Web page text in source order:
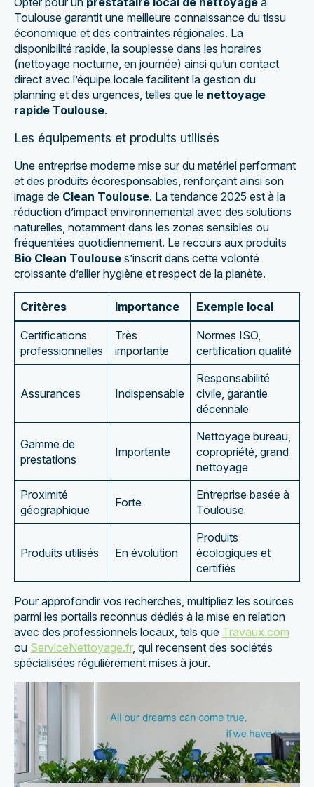
Toulouse garantit une meilleure connaissance du tissu
économique et des contraintes régionales. La
disponibilité rapide, la souplesse dans les horaires
(nettoyage nocturne, en journée) ainsi qu’un contact
direct avec l’équipe locale facilitent la gestion du
planning et des urgences, telles que le nettoyage
rapide Toulouse.
Les équipements et produits utilisés
Une entreprise moderne mise sur du matériel performant
et des produits écoresponsables, renforçant ainsi son
image de Clean Toulouse. La tendance 2025 est à la
réduction d’impact environnemental avec des solutions
naturelles, notamment dans les zones sensibles ou
fréquentées quotidiennement. Le recours aux produits
Bio Clean Toulouse s’inscrit dans cette volonté
croissante d’allier hygiène et respect de la planète.
Critères Importance Exemple local
Certifications
professionnelles
Très
importante
Normes ISO,
certification qualité
Assurances Indispensable
Responsabilité
civile, garantie
décennale
Gamme de
prestations
Importante
Nettoyage bureau,
copropriété, grand
nettoyage
Proximité
géographique
Forte
Entreprise basée à
Toulouse
Produits utilisés En évolution
Produits
écologiques et
certifiés
Pour approfondir vos recherches, multipliez les sources
parmi les portails reconnus dédiés à la mise en relation
avec des professionnels locaux, tels que Travaux.com
ou ServiceNettoyage.fr, qui recensent des sociétés
spécialisées régulièrement mises à jour.